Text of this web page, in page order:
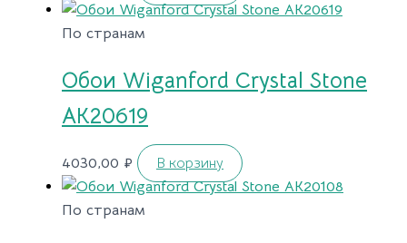
По странам
Обои Wiganford Crystal Stone
AK20619
4030,00 ₽ В корзину
По странам